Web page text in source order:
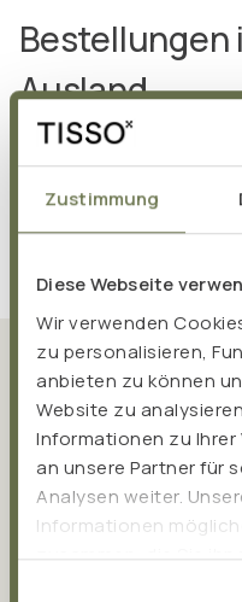
Zustimmung
Diese Webseite
Wir verwenden
zu personalisieren,
anbieten zu können
Website zu
Informationen zu Ihrer
an unsere Partner für
Analysen weiter.
Informationen
Bestellungen
Ausland
Export - FON:
Export - FAX: +49 (0) 27
Export - E-Mail:
KUNDEN-